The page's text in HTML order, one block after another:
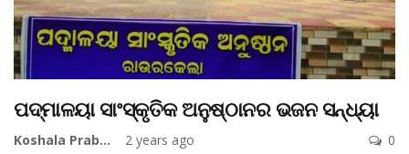
ପଦ୍ମାଳୟା ସାଂସ୍କୃତିକ ଅନୁଷ୍ଠାନର ଭଜନ ସନ୍ଧ୍ୟା
Koshala Prabaha 2 years ago 0